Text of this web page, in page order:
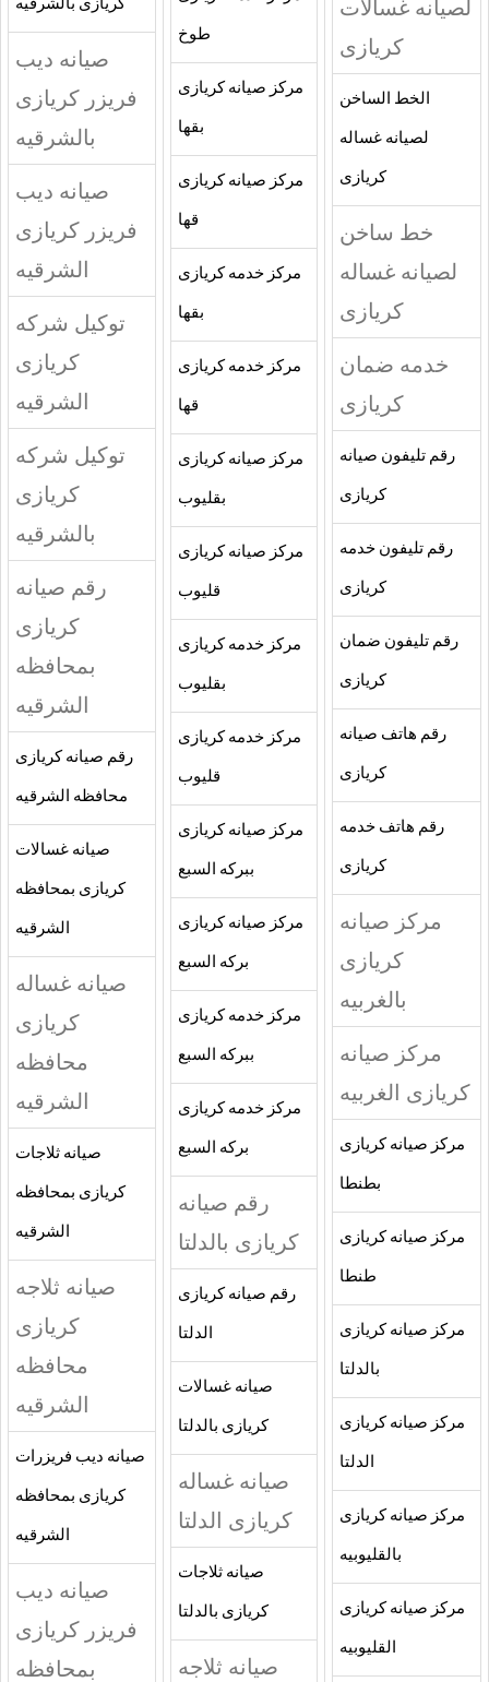
لصيانه غسالات
كريازى
الخط الساخن
لصيانه غساله
كريازى
خط ساخن
لصيانه غساله
كريازى
خدمه ضمان
كريازى
رقم تليفون صيانه
كريازى
رقم تليفون خدمه
كريازى
رقم تليفون ضمان
كريازى
رقم هاتف صيانه
كريازى
رقم هاتف خدمه
كريازى
مركز صيانه
كريازى
بالغربيه
مركز صيانه
كريازى الغربيه
مركز صيانه كريازى
بطنطا
مركز صيانه كريازى
طنطا
مركز صيانه كريازى
بالدلتا
مركز صيانه كريازى
الدلتا
مركز صيانه كريازى
بالقليوبيه
مركز صيانه كريازى
القليوبيه
طوخ
مركز صيانه كريازى
بقها
مركز صيانه كريازى
قها
مركز خدمه كريازى
بقها
مركز خدمه كريازى
قها
مركز صيانه كريازى
بقليوب
مركز صيانه كريازى
قليوب
مركز خدمه كريازى
بقليوب
مركز خدمه كريازى
قليوب
مركز صيانه كريازى
ببركه السبع
مركز صيانه كريازى
بركه السبع
مركز خدمه كريازى
ببركه السبع
مركز خدمه كريازى
بركه السبع
رقم صيانه
كريازى بالدلتا
رقم صيانه كريازى
الدلتا
صيانه غسالات
كريازى بالدلتا
صيانه غساله
كريازى الدلتا
صيانه ثلاجات
كريازى بالدلتا
صيانه ثلاجه
كريازى بالشرقيه
صيانه ديب
فريزر كريازى
بالشرقيه
صيانه ديب
فريزر كريازى
الشرقيه
توكيل شركه
كريازى
الشرقيه
توكيل شركه
كريازى
بالشرقيه
رقم صيانه
كريازى
بمحافظه
الشرقيه
رقم صيانه كريازى
محافظه الشرقيه
صيانه غسالات
كريازى بمحافظه
الشرقيه
صيانه غساله
كريازى
محافظه
الشرقيه
صيانه ثلاجات
كريازى بمحافظه
الشرقيه
صيانه ثلاجه
كريازى
محافظه
الشرقيه
صيانه ديب فريزرات
كريازى بمحافظه
الشرقيه
صيانه ديب
فريزر كريازى
بمحافظه